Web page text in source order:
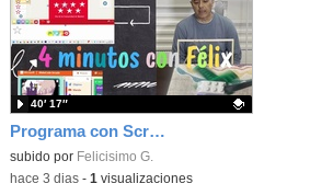
Programa con Scratch juegos con los partidos del mundial 2026 ganados por España
Contenido educativo.
subido por Felicisimo G.
40′ 17″
-hace 3 dias- 1 visualizaciones